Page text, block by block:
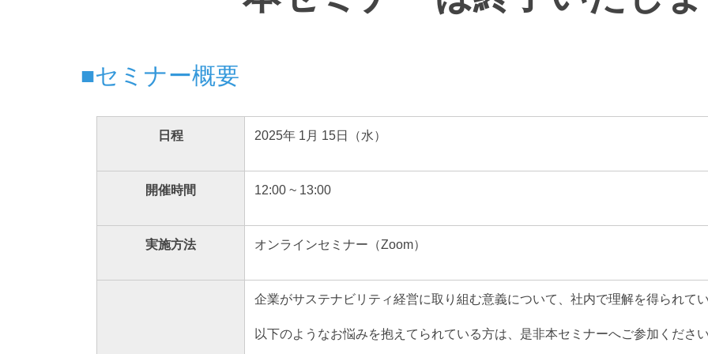
■セミナー概要
日程 2025年 1月 15日（水）
開催時間 12:00 ~ 13:00
実施方法 オンラインセミナー（Zoom）
企業がサステナビリティ経営に取り組む意義について、社内で理解を得られて
以下のようなお悩みを抱えてられている方は、是非本セミナーへご参加ください